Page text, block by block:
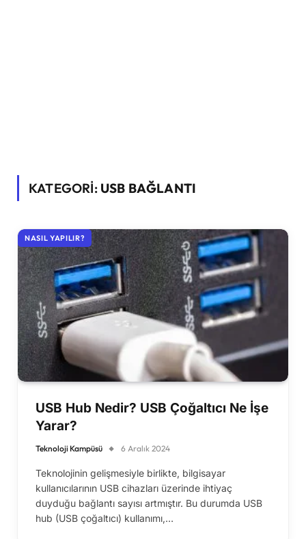
KATEGORİ: USB BAĞLANTI
NASIL YAPILIR?
USB Hub Nedir? USB Çoğaltıcı Ne İşe
Yarar?
Teknoloji Kampüsü 6 Aralık 2024
Teknolojinin gelişmesiyle birlikte, bilgisayar
kullanıcılarının USB cihazları üzerinde ihtiyaç
duyduğu bağlantı sayısı artmıştır. Bu durumda USB
hub (USB çoğaltıcı) kullanımı,…